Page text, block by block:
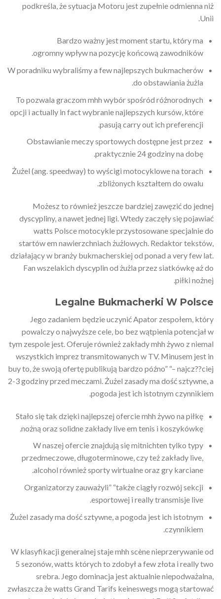
podkreśla, że sytuacja Motoru jest zupełnie odmienna niż
Unii.
Bardzo ważny jest moment startu, który ma
ogromny wpływ na pozycję końcową zawodników.
W poradniku wybraliśmy a few najlepszych bukmacherów
do obstawiania żużla.
To pozwala graczom mhh wybór spośród różnorodnych
opcji i actually in fact wybranie najlepszych kursów, które
pasują carry out ich preferencji.
Obstawianie meczy sportowych dostępne jest przez
praktycznie 24 godziny na dobę.
Żużel (ang. speedway) to wyścigi motocyklowe na torach
zbliżonych kształtem do owalu.
Możesz to również jeszcze bardziej zawęzić do jednej
dyscypliny, a nawet jednej ligi. Wtedy zaczęły się pojawiać
watts Polsce motocykle przystosowane specjalnie do
startów em nawierzchniach żużlowych. Redaktor tekstów,
działający w branży bukmacherskiej od ponad a very few lat.
Fan wszelakich dyscyplin od żużla przez siatkówkę aż do
piłki nożnej.
Legalne Bukmacherki W Polsce
Jego zadaniem będzie uczynić Apator zespołem, który
powalczy o najwyższe cele, bo bez wątpienia potencjał w
tym zespole jest. Oferuje również zakłady mhh żywo z niemal
wszystkich imprez transmitowanych w TV. Minusem jest in
buy to, że swoją ofertę publikują bardzo późno” “– najcz??ciej
2-3 godziny przed meczami. Żużel zasady ma dość sztywne, a
pogoda jest ich istotnym czynnikiem.
Stało się tak dzięki najlepszej ofercie mhh żywo na piłkę
nożną oraz solidne zakłady live em tenis i koszykówkę.
W naszej ofercie znajdują się mitnichten tylko typy
przedmeczowe, długoterminowe, czy też zakłady live,
alcohol również sporty wirtualne oraz gry karciane.
Organizatorzy zauważyli” “także ciągły rozwój sekcji
esportowej i really transmisje live.
Żużel zasady ma dość sztywne, a pogoda jest ich istotnym
czynnikiem.
W klasyfikacji generalnej staje mhh scène nieprzerywanie od
5 sezonów, watts których to zdobył a few złota i really two
srebra. Jego dominacja jest aktualnie niepodważalna,
zwłaszcza że watts Grand Tarifs keineswegs mogą startować